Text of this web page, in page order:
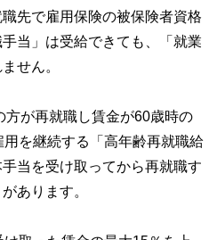
先で雇用保険の被保険者資格
当」は受給できても、「就業
せん。
が再就職し賃金が60歳時の
を継続する「高年齢再就職給
当を受け取ってから再就職す
あります。